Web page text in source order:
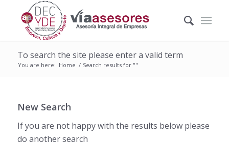
To search the site please enter a valid term
You are here: Home / Search results for ""
New Search
If you are not happy with the results below please
do another search